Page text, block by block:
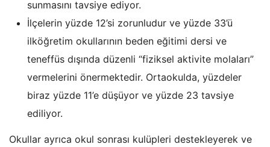
sunmasını tavsiye ediyor.
İlçelerin yüzde 12’si zorunludur ve yüzde 33’ü
ilköğretim okullarının beden eğitimi dersi ve
teneffüs dışında düzenli “fiziksel aktivite molaları”
vermelerini önermektedir. Ortaokulda, yüzdeler
biraz yüzde 11’e düşüyor ve yüzde 23 tavsiye
ediliyor.
Okullar ayrıca okul sonrası kulüpleri destekleyerek ve